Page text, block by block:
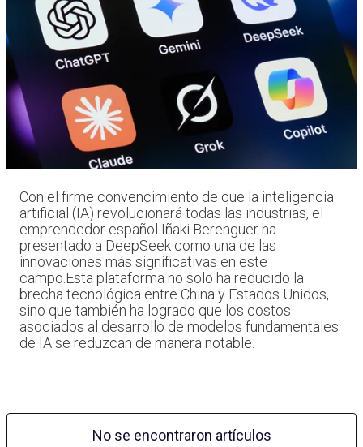
Con el firme convencimiento de que la inteligencia
artificial (IA) revolucionará todas las industrias, el
emprendedor español Iñaki Berenguer ha
presentado a DeepSeek como una de las
innovaciones más significativas en este
campo.Esta plataforma no solo ha reducido la
brecha tecnológica entre China y Estados Unidos,
sino que también ha logrado que los costos
asociados al desarrollo de modelos fundamentales
de IA se reduzcan de manera notable.
No se encontraron artículos